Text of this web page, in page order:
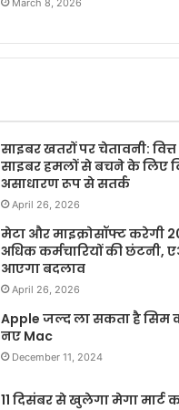
साइबर खतरों पर चेतावनी:
साइबर हमलों से बचने के लिए
असाधारण रूप से सतर्क
April 26, 2026
मेटा और माइक्रोसॉफ्ट करेगी
अधिक कर्मचारियों की छंटनी,
आएगा बदलाव
April 26, 2026
Apple जल्द ला सकता है सिम
नए Mac
December 11, 2024
11 दिसंबर से खुलेगा मेगा मार्ट